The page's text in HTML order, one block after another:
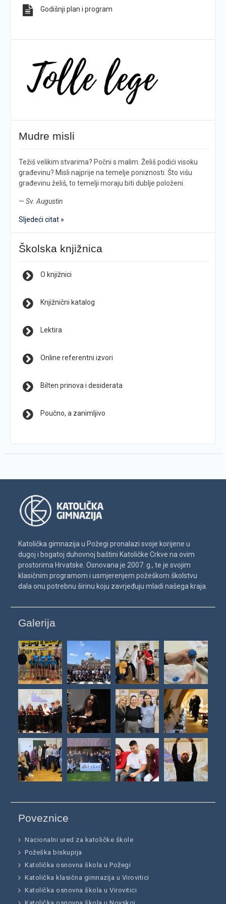
Godišnji plan i program
Mudre misli
Težiš velikim stvarima? Počni s malim. Želiš podići visoku
građevinu? Misli najprije na temelje poniznosti. Što višu
građevinu želiš, to temelji moraju biti dublje položeni.
— Sv. Augustin
Sljedeći citat »
Školska knjižnica
O knjižnici
Knjižnični katalog
Lektira
Online referentni izvori
Bilten prinova i desiderata
Poučno, a zanimljivo
Katolička gimnazija u Požegi pronalazi svoje korijene u
dugoj i bogatoj duhovnoj baštini Katoličke Crkve na ovim
prostorima Hrvatske. Osnovana je 2007. g., te je svojim
klasičnim programom i usmjerenjem požeškom školstvu
dala onu potrebnu širinu koju zavrjeđuju mladi našega kraja.
Galerija
Poveznice
Nacionalni ured za katoličke škole
Požeška biskupija
Katolička osnovna škola u Požegi
Katolička klasična gimnazija u Virovitici
Katolička osnovna škola u Virovitici